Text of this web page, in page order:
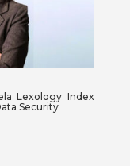
Lexology Index
Security